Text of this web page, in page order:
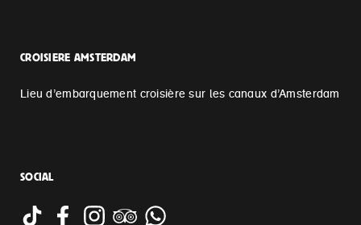
CROISIERE AMSTERDAM
Lieu d’embarquement croisière sur les canaux d’Amsterdam
SOCIAL